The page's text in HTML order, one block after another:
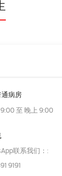
通病房
至 晚上 9:00
联系我们：:
9191